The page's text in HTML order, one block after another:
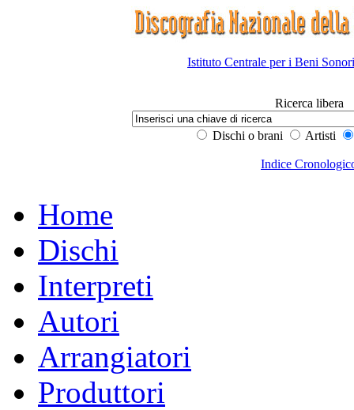
Istituto Centrale per i Beni
Ricerca libera
Dischi o brani Artisti
Indice
Home
Dischi
Interpreti
Autori
Arrangiatori
Produttori